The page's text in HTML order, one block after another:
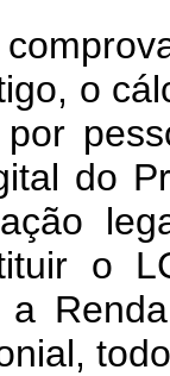
o
por
do
o
a